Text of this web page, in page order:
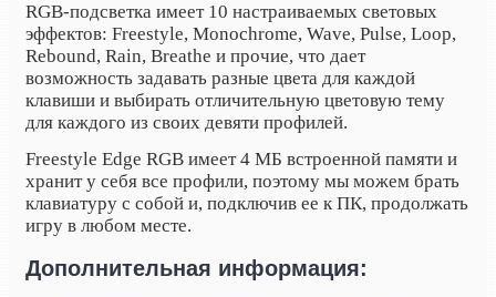
RGB-подсветка имеет 10 настраиваемых световых
эффектов: Freestyle, Monochrome, Wave, Pulse, Loop,
Rebound, Rain, Breathe и прочие, что дает
возможность задавать разные цвета для каждой
клавиши и выбирать отличительную цветовую тему
для каждого из своих девяти профилей.
Freestyle Edge RGB имеет 4 МБ встроенной памяти и
хранит у себя все профили, поэтому мы можем брать
клавиатуру с собой и, подключив ее к ПК, продолжать
игру в любом месте.
Дополнительная информация: